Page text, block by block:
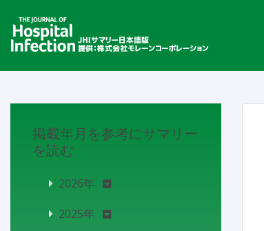
掲載年月を参考にサマリー
を読む
2026年
2025年